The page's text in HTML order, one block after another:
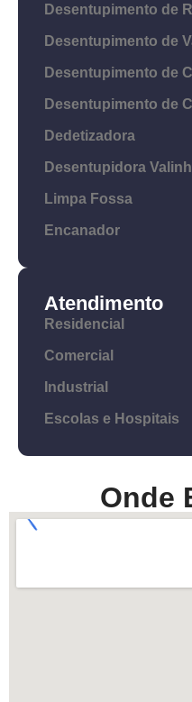
Desentupimento de
Desentupimento de
Desentupimento de
Desentupimento de
Dedetizadora
Desentupidora
Limpa Fossa
Encanador
Atendimento
Residencial
Comercial
Industrial
Escolas e Hospitais
Onde